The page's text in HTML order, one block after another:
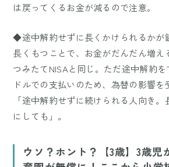
は戻ってくるお金が減るので注意。
◆途中解約せずに長くかけられるかが
長くもつことで、お金がだんだん増え
つみたてNISAと同じ。ただ途中解約
ドルでの支払いのため、為替の影響を
「途中解約せずに続けられる人向き
にしても」。
ウソ？ホント？【3歳】3歳児